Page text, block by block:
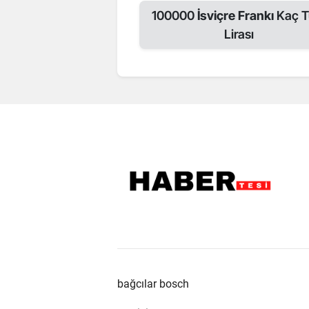
100000İsviçre Frankı Kaç
Lirası
bağcılar bosch